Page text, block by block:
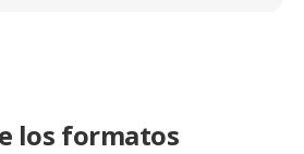
los formatos